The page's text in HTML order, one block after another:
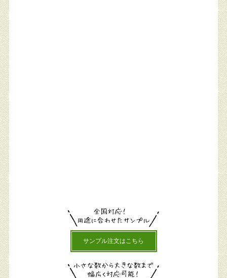
サンプル注文はこちら